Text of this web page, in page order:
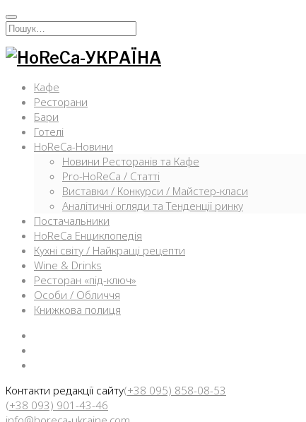
Перейти
кИскать:
Кафе
Ресторани
Бари
Готелі
HoReCa-Новини
Новини Ресторанів та Кафе
Pro-HoReCa / Статті
Виставки / Конкурси / Майстер-класи
Аналітичні огляди та Тенденції ринку
Постачальники
HoReCa Енциклопедія
Кухні світу / Найкращі рецепти
Wine & Drinks
Ресторан «під-ключ»
Особи / Обличчя
Книжкова полиця
Контакти редакції сайту(+38 095) 858-08-53
(+38 093) 901-43-46